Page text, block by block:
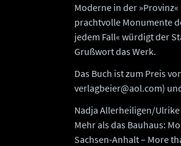
Moderne in der
prachtvolle Monumente
jedem Fall« würdigt der
Grußwort das Werk.
Das Buch ist zum Preis
verlagbeier@aol.com)
Nadja Allerheiligen/
Mehr als das Bauhaus:
Sachsen-Anhalt – More